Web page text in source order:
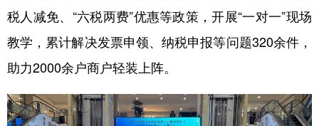
税人减免、“六税两费”优惠等政策，开展“一对一”现场
教学，累计解决发票申领、纳税申报等问题320余件，
助力2000余户商户轻装上阵。